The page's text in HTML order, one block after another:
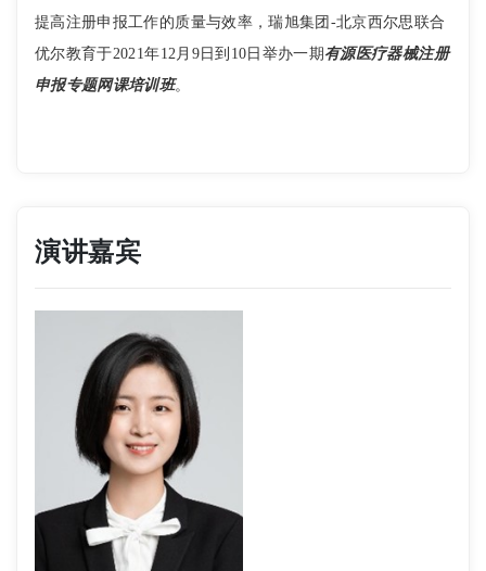
提高注册申报工作的质量与效率，瑞旭集团-北京西尔思联合
优尔教育于2021年12月9日到10日举办一期 有源医疗器械注册
申报专题网课培训班。
演讲嘉宾